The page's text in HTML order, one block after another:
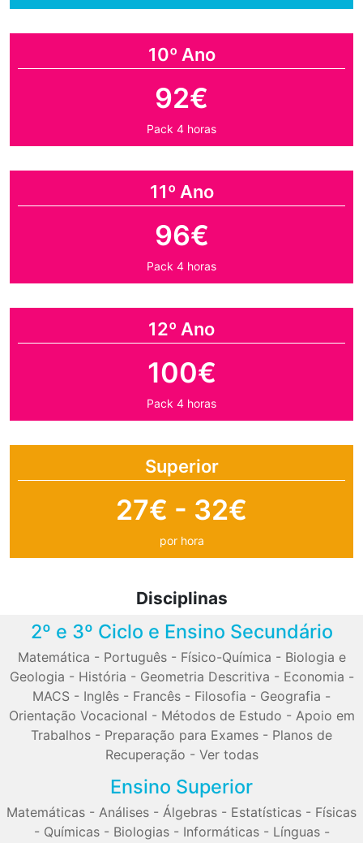
10º Ano
92€
Pack 4 horas
11º Ano
96€
Pack 4 horas
12º Ano
100€
Pack 4 horas
Superior
27€ - 32€
por hora
Disciplinas
2º e 3º Ciclo e Ensino Secundário
Matemática - Português- Físico-Química - Biologia e
Geologia - História - Geometria Descritiva - Economia -
MACS - Inglês - Francês - Filosofia - Geografia -
Orientação Vocacional - Métodos de Estudo - Apoio em
Trabalhos - Preparação para Exames - Planos de
Recuperação - Ver todas
Ensino Superior
Matemáticas - Análises - Álgebras - Estatísticas - Físicas
- Químicas- Biologias- Informáticas- Línguas-